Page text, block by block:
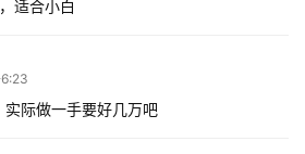
适合小白
际做一手要好几万吧